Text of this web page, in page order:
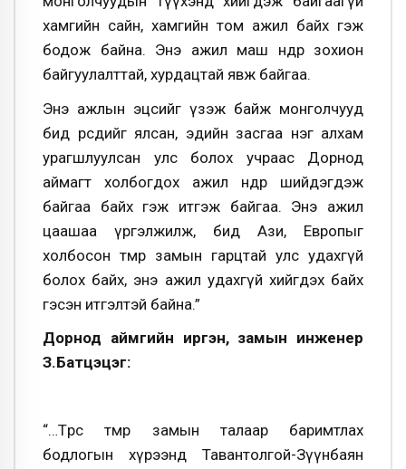
хамгийн сайн, хамгийн том ажил байх гэж
бодож байна. Энэ ажил маш өндөр зохион
байгуулалттай, хурдацтай явж байгаа.
Энэ ажлын эцсийг үзэж байж монголчууд
бид өөрсдийгөө ялсан, эдийн засгаа нэг алхам
урагшлуулсан улс болох учраас Дорнод
аймагт холбогдох ажил өнөөдөр шийдэгдэж
байгаа байх гэж итгэж байгаа. Энэ ажил
цаашаа үргэлжилж, бид Ази, Европыг
холбосон төмөр замын гарцтай улс удахгүй
болох байх, энэ ажил удахгүй хийгдэх байх
гэсэн итгэлтэй байна.”
Дорнод аймгийн иргэн, замын инженер
З.Батцэцэг:
“…Төрөөс төмөр замын талаар баримтлах
бодлогын хүрээнд Тавантолгой-Зүүнбаян